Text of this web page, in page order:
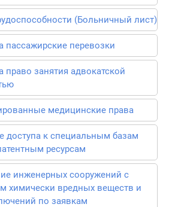
(Больничный лист)
пассажирские перевозки
право занятия адвокатской
медицинские права
доступа к специальным базам
ресурсам
инженерных сооружений с
химически вредных веществ и
по заявкам